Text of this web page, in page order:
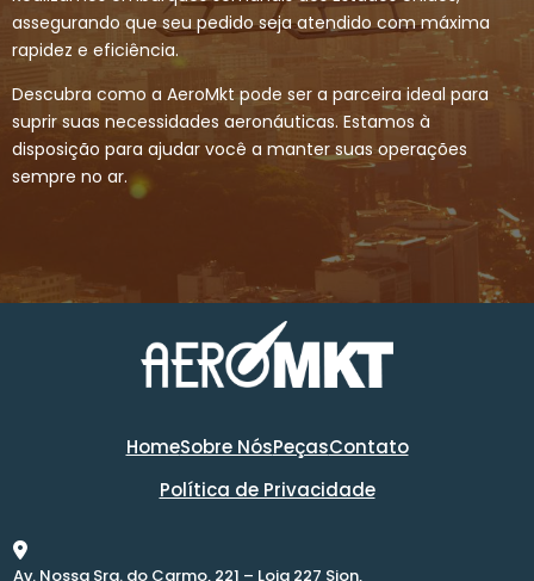
assegurando que seu pedido seja atendido com máxima
rapidez e eficiência.
Descubra como a AeroMkt pode ser a parceira ideal para
suprir suas necessidades aeronáuticas. Estamos à
disposição para ajudar você a manter suas operações
sempre no ar.
HomeSobre NósPeçasContato
Política de Privacidade
Av. Nossa Sra. do Carmo, 221 – Loja 227 Sion,